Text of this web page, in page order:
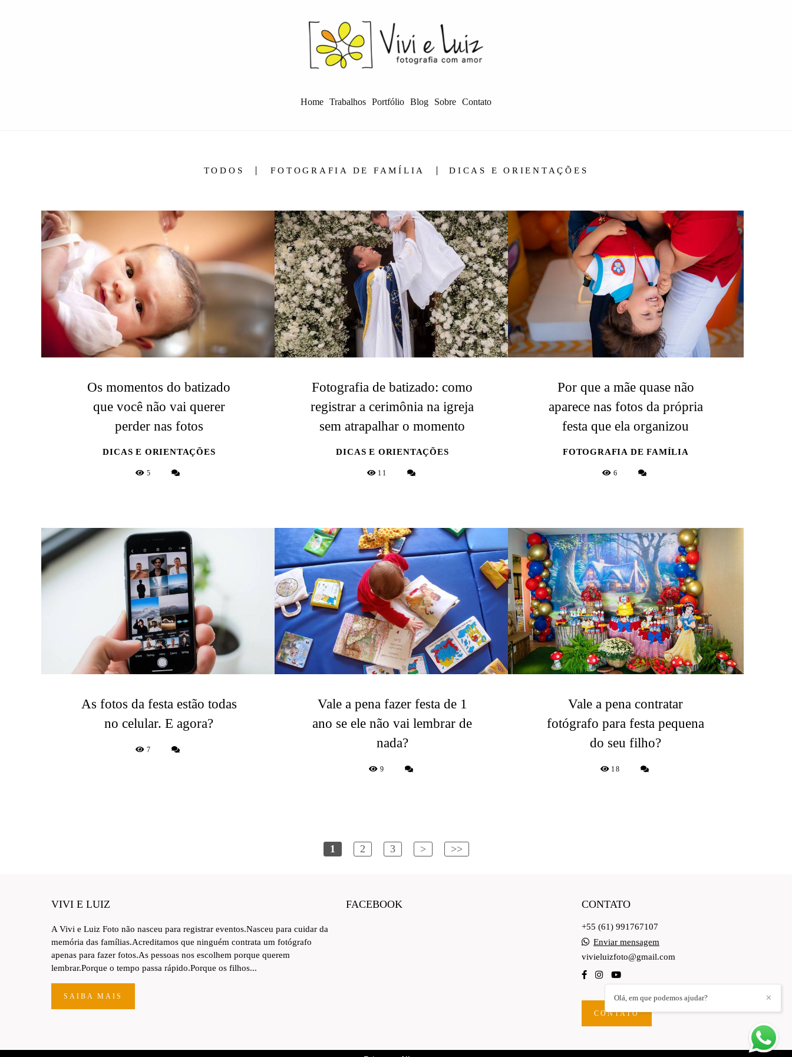
Home Trabalhos Portfólio Blog Sobre Contato
TODOS FOTOGRAFIA DE FAMÍLIA DICAS E ORIENTAÇÕES
Os momentos do batizado
que você não vai querer
perder nas fotos
DICAS E ORIENTAÇÕES
5
Fotografia de batizado: como
registrar a cerimônia na igreja
sem atrapalhar o momento
DICAS E ORIENTAÇÕES
11
Por que a mãe quase não
aparece nas fotos da própria
festa que ela organizou
FOTOGRAFIA DE FAMÍLIA
6
As fotos da festa estão todas
no celular. E agora?
7
Vale a pena fazer festa de 1
ano se ele não vai lembrar de
nada?
9
Vale a pena contratar
fotógrafo para festa pequena
do seu filho?
18
1 2 3 > >>
VIVI E LUIZ
A Vivi e Luiz Foto não nasceu para registrar eventos.Nasceu para cuidar da
memória das famílias.Acreditamos que ninguém contrata um fotógrafo
apenas para fazer fotos.As pessoas nos escolhem porque querem
lembrar.Porque o tempo passa rápido.Porque os filhos...
SAIBA MAIS
FACEBOOK CONTATO
+55 (61) 991767107
Enviar mensagem
vivieluizfoto@gmail.com
CONTATO
✕
Olá, em que podemos ajudar?